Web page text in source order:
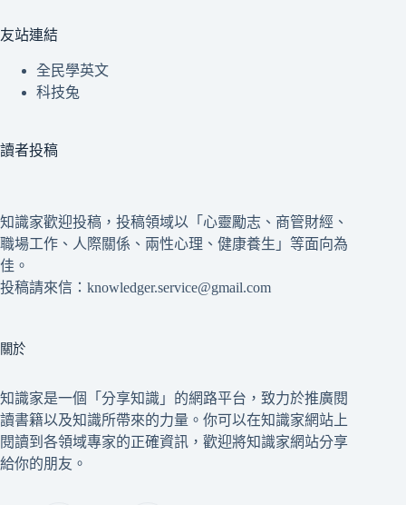
友站連結
全民學英文
科技兔
讀者投稿
知識家歡迎投稿，投稿領域以「心靈勵志、商管財經、
職場工作、人際關係、兩性心理、健康養生」等面向為
佳。
投稿請來信：knowledger.service@gmail.com
關於
知識家是一個「分享知識」的網路平台，致力於推廣閱
讀書籍以及知識所帶來的力量。你可以在知識家網站上
閱讀到各領域專家的正確資訊，歡迎將知識家網站分享
給你的朋友。